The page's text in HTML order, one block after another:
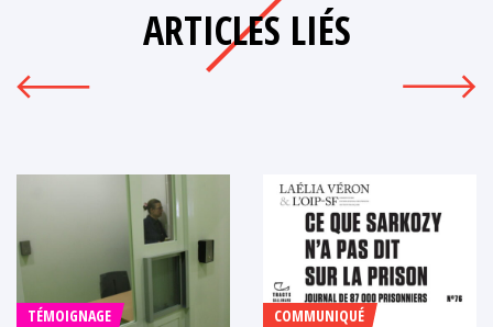
ARTICLES LIÉS
TÉMOIGNAGE COMMUNIQUÉ